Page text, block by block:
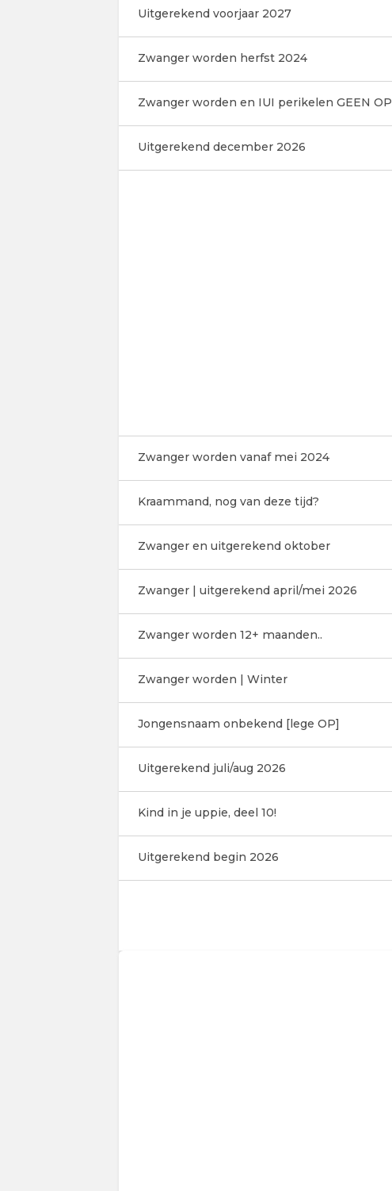
Uitgerekend voorjaar 2027
Zwanger worden herfst 2024
Zwanger worden en IUI perikelen GEEN OP
Uitgerekend december 2026
Zwanger worden vanaf mei 2024
Kraammand, nog van deze tijd?
Zwanger en uitgerekend oktober
Zwanger | uitgerekend april/mei 2026
Zwanger worden 12+ maanden..
Zwanger worden | Winter
Jongensnaam onbekend [lege OP]
Uitgerekend juli/aug 2026
Kind in je uppie, deel 10!
Uitgerekend begin 2026